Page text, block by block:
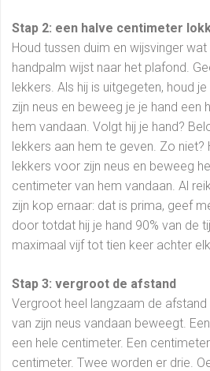
Stap 2: een halve centimeter
Houd tussen duim en wijsvinger
handpalm wijst naar het plafond.
lekkers. Als hij is uitgegeten, houd
zijn neus en beweeg je je hand een
hem vandaan. Volgt hij je hand?
lekkers aan hem te geven. Zo niet?
lekkers voor zijn neus en beweeg
centimeter van hem vandaan. Al
zijn kop ernaar: dat is prima, geef
door totdat hij je hand 90% van de
maximaal vijf tot tien keer achter
Stap 3: vergroot de afstand
Vergroot heel langzaam de
van zijn neus vandaan beweegt.
een hele centimeter. Een
centimeter. Twee worden er drie.